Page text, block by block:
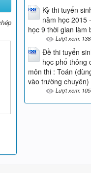
Kẻ cát tuyến ADE với
Kỳ thi tuyển
năm học 2015
học 9 thời gian làm
Lượt xem:
Đề thi tuyển
học phổ thông
môn thi : Toán
vào trường chuyên)
Lượt xem: